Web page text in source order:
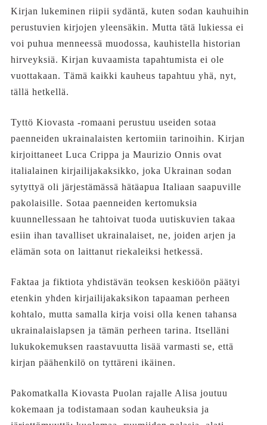
Kirjan lukeminen riipii sydäntä, kuten sodan kauhuihin
perustuvien kirjojen yleensäkin. Mutta tätä lukiessa ei
voi puhua menneessä muodossa, kauhistella historian
hirveyksiä. Kirjan kuvaamista tapahtumista ei ole
vuottakaan. Tämä kaikki kauheus tapahtuu yhä, nyt,
tällä hetkellä.
Tyttö Kiovasta -romaani perustuu useiden sotaa
paenneiden ukrainalaisten kertomiin tarinoihin. Kirjan
kirjoittaneet Luca Crippa ja Maurizio Onnis ovat
italialainen kirjailijakaksikko, joka Ukrainan sodan
sytyttyä oli järjestämässä hätäapua Italiaan saapuville
pakolaisille. Sotaa paenneiden kertomuksia
kuunnellessaan he tahtoivat tuoda uutiskuvien takaa
esiin ihan tavalliset ukrainalaiset, ne, joiden arjen ja
elämän sota on laittanut riekaleiksi hetkessä.
Faktaa ja fiktiota yhdistävän teoksen keskiöön päätyi
etenkin yhden kirjailijakaksikon tapaaman perheen
kohtalo, mutta samalla kirja voisi olla kenen tahansa
ukrainalaislapsen ja tämän perheen tarina. Itselläni
lukukokemuksen raastavuutta lisää varmasti se, että
kirjan päähenkilö on tyttäreni ikäinen.
Pakomatkalla Kiovasta Puolan rajalle Alisa joutuu
kokemaan ja todistamaan sodan kauheuksia ja